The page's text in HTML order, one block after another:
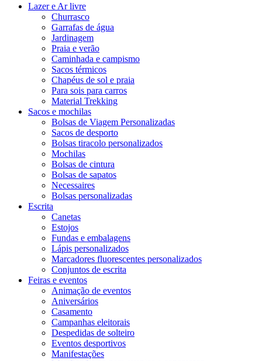
Lazer e Ar livre
Churrasco
Garrafas de água
Jardinagem
Praia e verão
Caminhada e campismo
Sacos térmicos
Chapéus de sol e praia
Para sois para carros
Material Trekking
Sacos e mochilas
Bolsas de Viagem Personalizadas
Sacos de desporto
Bolsas tiracolo personalizados
Mochilas
Bolsas de cintura
Bolsas de sapatos
Necessaires
Bolsas personalizadas
Escrita
Canetas
Estojos
Fundas e embalagens
Lápis personalizados
Marcadores fluorescentes personalizados
Conjuntos de escrita
Feiras e eventos
Animação de eventos
Aniversários
Casamento
Campanhas eleitorais
Despedidas de solteiro
Eventos desportivos
Manifestações